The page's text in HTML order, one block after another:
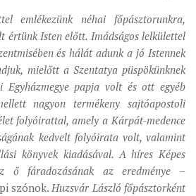
ÚJSÁG
FELMÉRÉS
KIHÍVÁSOK KÁNONJOGI
emlékezünk néhai főpásztorunkra,
értünk Isten előtt. Imádságos lelkülettel
és hálát adunk a jó Istennek
mielőtt a Szentatya püspökünknek
Egyházmegye papja volt és ott egyéb
nagyon termékeny sajtóapostoli
folyóirattal, amely a Kárpát-medence
kedvelt folyóirata volt, valamint
könyvek kiadásával. A híres Képes
ő fáradozásának az eredménye –
szónok.Huzsvár László főpásztorként